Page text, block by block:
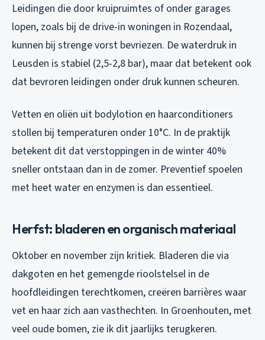
Leidingen die door kruipruimtes of onder garages
lopen, zoals bij de drive-in woningen in Rozendaal,
kunnen bij strenge vorst bevriezen. De waterdruk in
Leusden is stabiel (2,5-2,8 bar), maar dat betekent ook
dat bevroren leidingen onder druk kunnen scheuren.
Vetten en oliën uit bodylotion en haarconditioners
stollen bij temperaturen onder 10°C. In de praktijk
betekent dit dat verstoppingen in de winter 40%
sneller ontstaan dan in de zomer. Preventief spoelen
met heet water en enzymen is dan essentieel.
Herfst: bladeren en organisch materiaal
Oktober en november zijn kritiek. Bladeren die via
dakgoten en het gemengde rioolstelsel in de
hoofdleidingen terechtkomen, creëren barrières waar
vet en haar zich aan vasthechten. In Groenhouten, met
veel oude bomen, zie ik dit jaarlijks terugkeren.